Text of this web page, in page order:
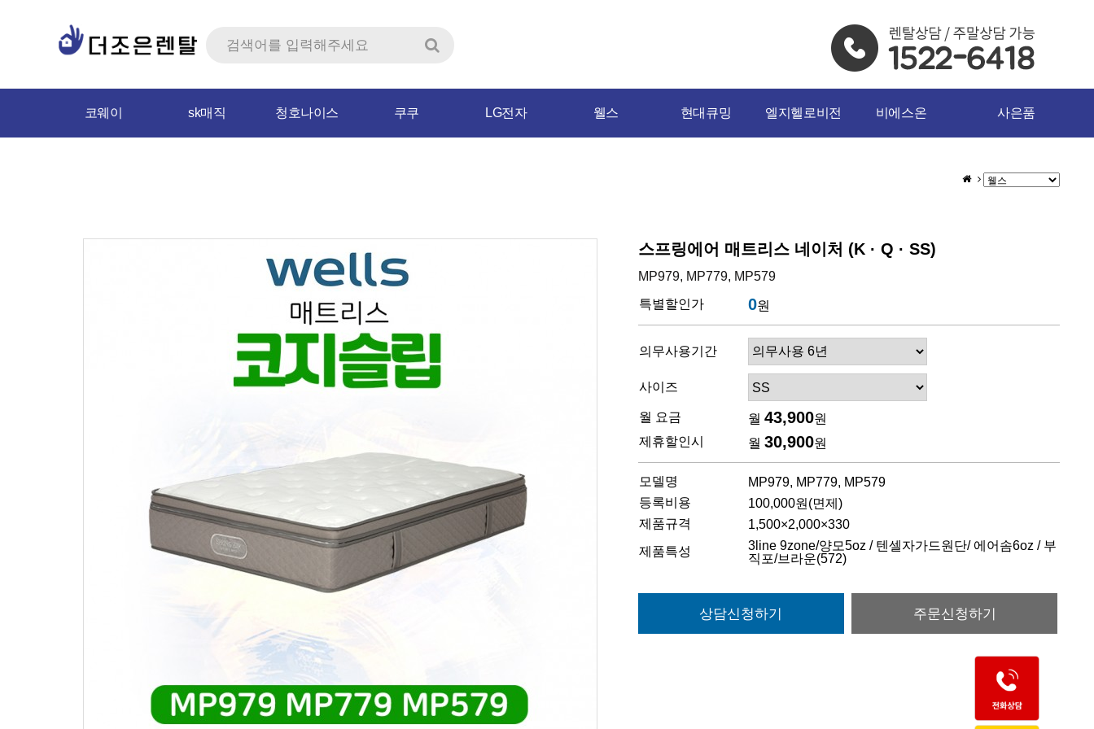
코웨이 sk매직 청호나이스 쿠쿠 LG전자 웰스 현대큐밍 엘지헬로비전 비에스온 사은품
스프링에어 매트리스 네이처 (K · Q · SS)
MP979, MP779, MP579
특별할인가
0원
의무사용기간
사이즈
월 요금 월 43,900원
제휴할인시
월 30,900원
모델명
MP979, MP779, MP579
등록비용
100,000원(면제)
제품규격
1,500×2,000×330
제품특성
3line 9zone/양모5oz / 텐셀자가드원단/ 에어솜6oz / 부
직포/브라운(572)